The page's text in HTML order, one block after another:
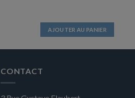
AJOUTER AU PANIER
CONTACT